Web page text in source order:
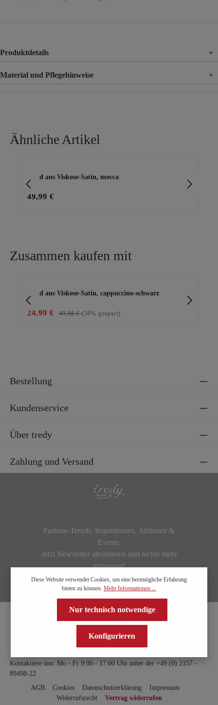
Produktdetails +
Material und Pflegehinweise +
Ähnliche Artikel
Kleid aus Viskose-Satin, mocca
49,99 €
Zusammen kaufen mit
Kleid aus Viskose-Satin, cappuccino-schwarz
24,99 € 49,98 €(50% gespart)
Bestellung
Kundenservice
Über tredy
Zahlung und Versand
Fashion-Trends, Inspirationen, Aktionen &
Events.
Jetzt Newsletter abonnieren und nichts mehr
verpassen!
Kontaktiere uns: Mo - Fr 9:00 - 17:00 Uhr unter der +49 (0) 2157 -
89498-22
AGB
Cookies Datenschutzerklärung
Impressum
Widerrufsrecht
Vertrag widerrufen
Diese Website verwendet Cookies, um eine bestmögliche Erfahrung
bieten zu können. Mehr Informationen ...
Nur technisch notwendige
Konfigurieren